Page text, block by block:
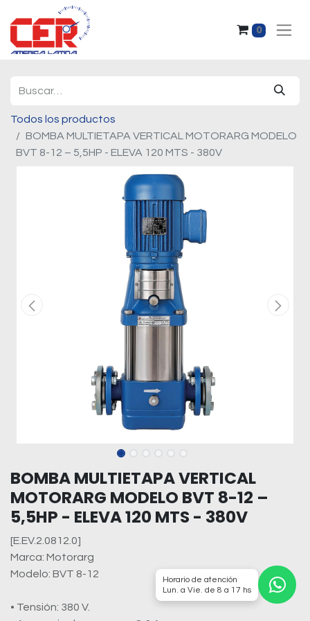
0
Todos los productos
BOMBA MULTIETAPA VERTICAL MOTORARG MODELO
BVT 8-12 – 5,5HP - ELEVA 120 MTS - 380V
BOMBA MULTIETAPA VERTICAL
MOTORARG MODELO BVT 8-12 –
5,5HP - ELEVA 120 MTS - 380V
[E.EV.2.0812.0]
Marca: Motorarg
Modelo: BVT 8-12
• Tensión: 380 V.
Horario de atención
Lun. a Vie. de 8 a 17 hs